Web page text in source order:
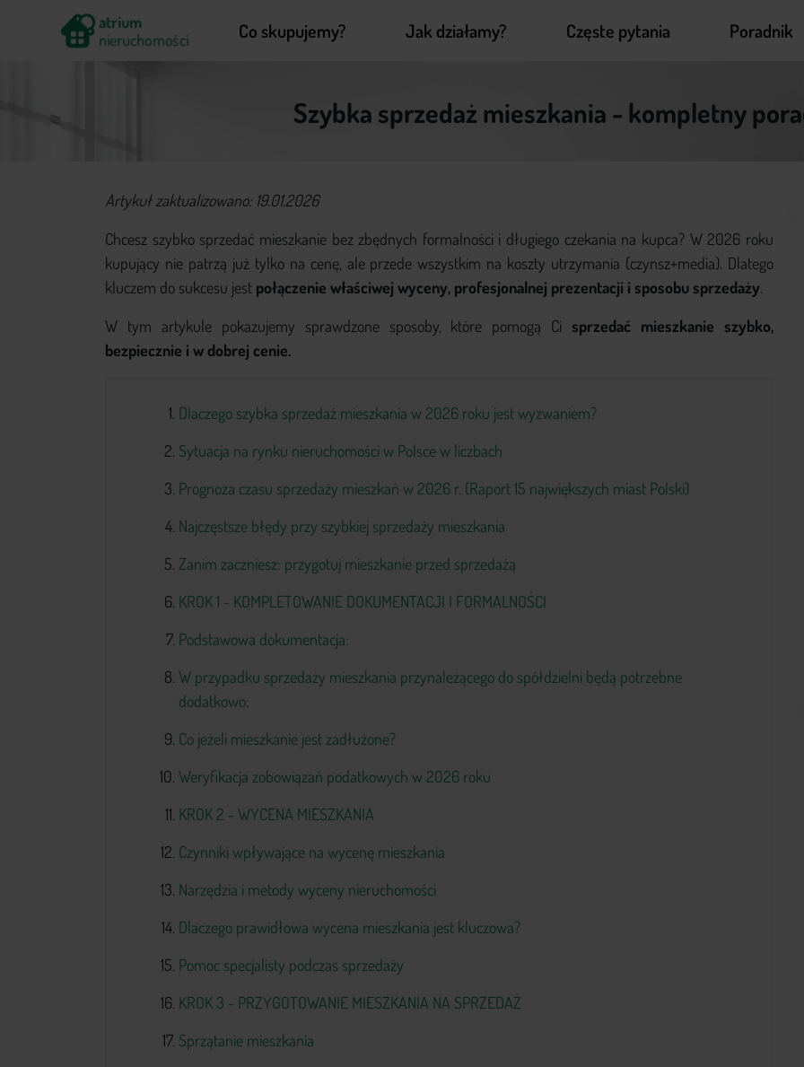
Jak działamy?
Częste pytania
Poradnik
Kontakt
+48 579 779 543
atrium
nieruchomości Co skupujemy? Jak działamy? Częste pytania Poradnik
Szybka sprzedaż mieszkania - kompletny
Artykuł zaktualizowano: 19.01.2026
Chcesz szybko sprzedać mieszkanie bez zbędnych formalności i długiego czekania na kupca? W 2026 roku
kupujący nie patrzą już tylko na cenę, ale przede wszystkim na koszty utrzymania (czynsz+media). Dlatego
kluczem do sukcesu jest połączenie właściwej wyceny, profesjonalnej prezentacji i sposobu sprzedaży.
W tym artykule pokazujemy sprawdzone sposoby, które pomogą Cisprzedać mieszkanie szybko,
bezpiecznie i w dobrej cenie.
Dlaczego szybka sprzedaż mieszkania w 2026 roku jest wyzwaniem?
Sytuacja na rynku nieruchomości w Polsce w liczbach
Prognoza czasu sprzedaży mieszkań w 2026 r. (Raport 15 największych miast Polski)
Najczęstsze błędy przy szybkiej sprzedaży mieszkania
Zanim zaczniesz: przygotuj mieszkanie przed sprzedażą
KROK 1 - KOMPLETOWANIE DOKUMENTACJI I FORMALNOŚCI
Podstawowa dokumentacja:
W przypadku sprzedaży mieszkania przynależącego do spółdzielni będą potrzebne
dodatkowo:
Co jeżeli mieszkanie jest zadłużone?
Weryfikacja zobowiązań podatkowych w 2026 roku
KROK 2 - WYCENA MIESZKANIA
Czynniki wpływające na wycenę mieszkania
Narzędzia i metody wyceny nieruchomości
Dlaczego prawidłowa wycena mieszkania jest kluczowa?
Pomoc specjalisty podczas sprzedaży
KROK 3 - PRZYGOTOWANIE MIESZKANIA NA SPRZEDAŻ
Sprzątanie mieszkania